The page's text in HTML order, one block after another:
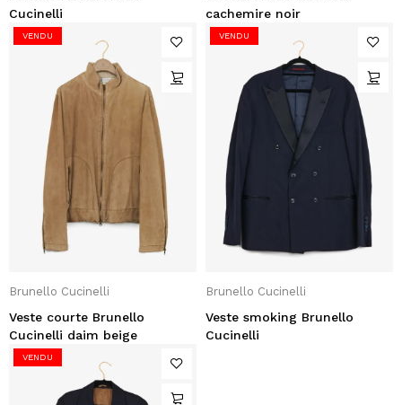
Cucinelli
cachemire noir
VENDU
Brunello Cucinelli
Veste courte Brunello
Cucinelli daim beige
VENDU
Brunello Cucinelli
Veste smoking Brunello
Cucinelli
VENDU